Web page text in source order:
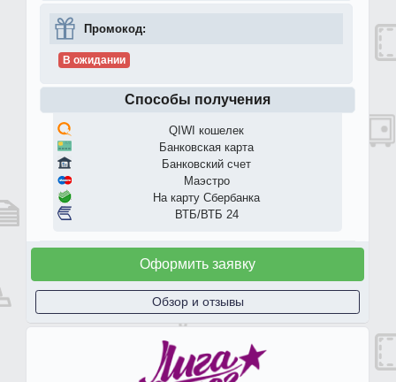
Промокод:
В ожидании
Способы получения
QIWI кошелек
Банковская карта
Банковский счет
Маэстро
На карту Сбербанка
ВТБ/ВТБ 24
Оформить заявку
Обзор и отзывы